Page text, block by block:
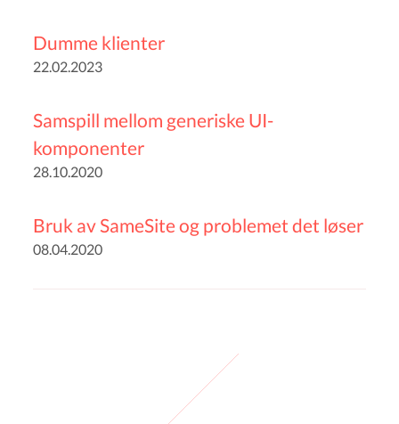
Dumme klienter
22.02.2023
Samspill mellom generiske UI-
komponenter
28.10.2020
Bruk av SameSite og problemet det løser
08.04.2020